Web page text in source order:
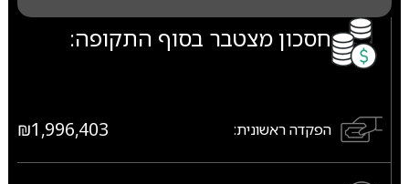
חסכון מצטבר בסוף התקופה:
הפקדה ראשונית: ₪1,996,403